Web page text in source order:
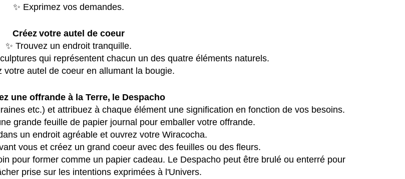
✨ Exprimez vos demandes.
Créez votre autel de coeur
✨ Trouvez un endroit tranquille.
qui représentent chacun un des quatre éléments naturels.
votre autel de coeur en allumant la bougie.
une offrande à la Terre, le Despacho
etc.) et attribuez à chaque élément une signification en fonction de vos besoins.
grande feuille de papier journal pour emballer votre offrande.
un endroit agréable et ouvrez votre Wiracocha.
vous et créez un grand coeur avec des feuilles ou des fleurs.
pour former comme un papier cadeau. Le Despacho peut être brulé ou enterré pour
prise sur les intentions exprimées à l'Univers.